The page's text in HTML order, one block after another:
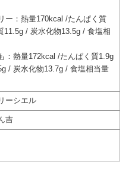
ー：熱量170kcal /たんぱく質
11.5g / 炭水化物13.5g / 食塩相
：熱量172kcal /たんぱく質1.9g
/ 炭水化物13.7g / 食塩相当量
ーシエル
吉